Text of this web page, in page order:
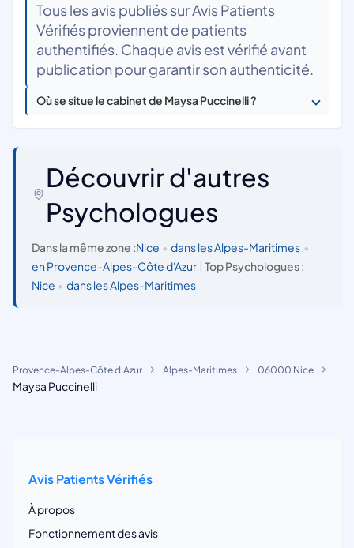
Tous les avis publiés sur Avis Patients
Vérifiés proviennent de patients
authentifiés. Chaque avis est vérifié avant
publication pour garantir son authenticité.
Où se situe le cabinet de Maysa Puccinelli ?
Découvrir d'autres
Psychologues
Dans la même zone :Nice • dans les Alpes-Maritimes •
en Provence-Alpes-Côte d'Azur
Top Psychologues :
Nice • dans les Alpes-Maritimes
Provence-Alpes-Côte d'Azur Alpes-Maritimes 06000 Nice
Maysa Puccinelli
Avis Patients Vérifiés
À propos
Fonctionnement des avis